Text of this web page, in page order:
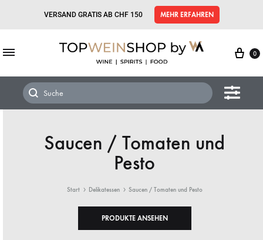
VERSAND GRATIS AB CHF 150 MEHR ERFAHREN
0
Saucen / Tomaten und
Pesto
Start Delikatessen Saucen / Tomaten und Pesto
PRODUKTE ANSEHEN